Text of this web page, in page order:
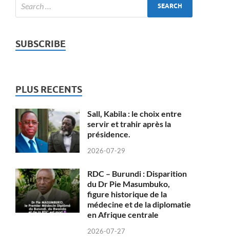
SUBSCRIBE
PLUS RECENTS
Sall, Kabila : le choix entre
servir et trahir après la
présidence.
2026-07-29
RDC – Burundi : Disparition
du Dr Pie Masumbuko,
figure historique de la
médecine et de la diplomatie
en Afrique centrale
2026-07-27